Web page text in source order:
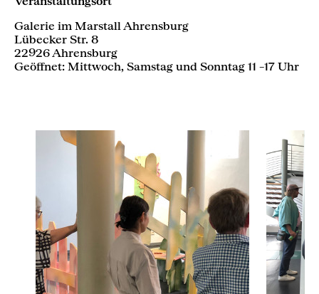
Galerie im Marstall Ahrensburg
Lübecker Str. 8
22926 Ahrensburg
Geöffnet: Mittwoch, Samstag und Sonntag 11 –17 Uhr